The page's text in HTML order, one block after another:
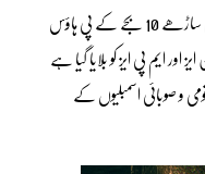
ذرائع کے مطابق مشترکہ پارلیمانی پارٹی کا اجلاس ساڑھے 10 بجے کے پی ہاؤس
ایم پی ایز کو بلایا گیا ہے
قومی و صوبائی اسمبلیوں کے